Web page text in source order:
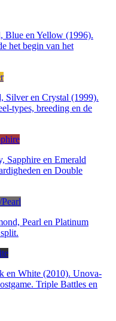
Blue en Yellow (1996).
het begin van het
Silver en Crystal (1999).
types, breeding en de
Sapphire en Emerald
en Double
Pearl en Platinum
en White (2010). Unova-
Triple Battles en